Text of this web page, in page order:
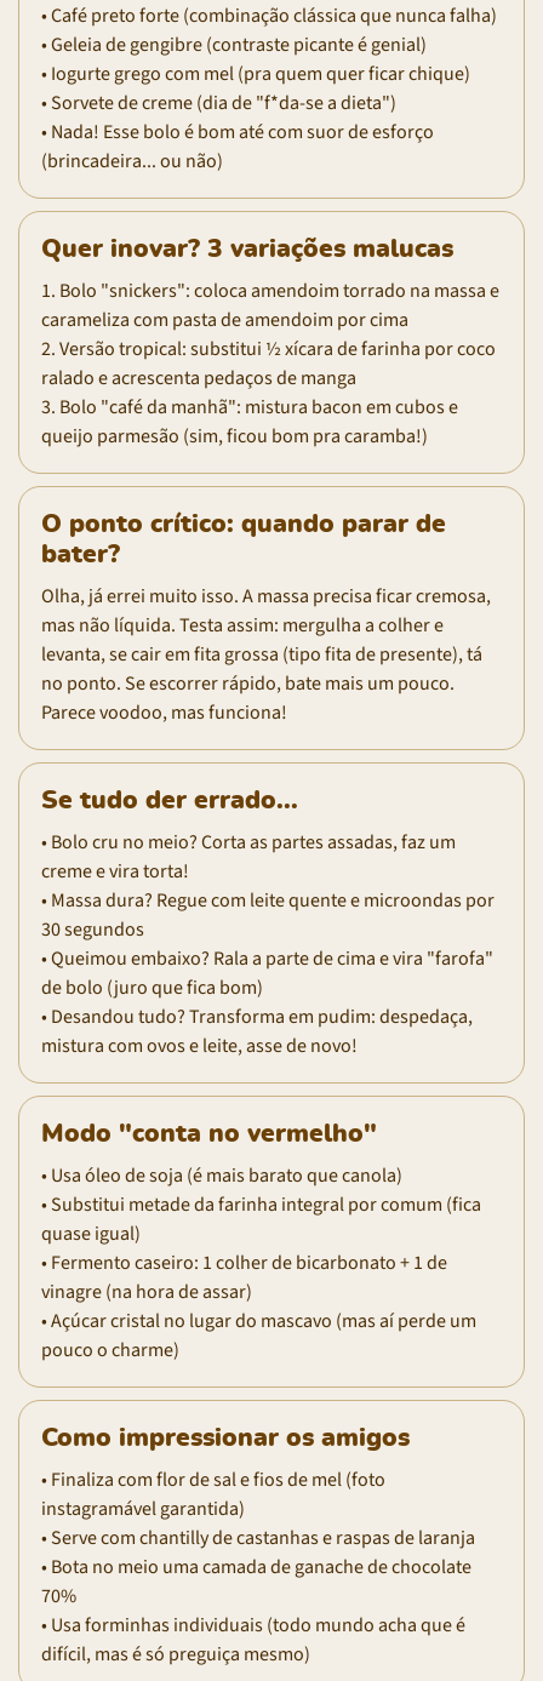
• Café preto forte (combinação clássica que nunca falha)
• Geleia de gengibre (contraste picante é genial)
• Iogurte grego com mel (pra quem quer ficar chique)
• Sorvete de creme (dia de "f*da-se a dieta")
• Nada! Esse bolo é bom até com suor de esforço
(brincadeira... ou não)
Quer inovar? 3 variações malucas
1. Bolo "snickers": coloca amendoim torrado na massa e
carameliza com pasta de amendoim por cima
2. Versão tropical: substitui ½ xícara de farinha por coco
ralado e acrescenta pedaços de manga
3. Bolo "café da manhã": mistura bacon em cubos e
queijo parmesão (sim, ficou bom pra caramba!)
O ponto crítico: quando parar de
bater?
Olha, já errei muito isso. A massa precisa ficar cremosa,
mas não líquida. Testa assim: mergulha a colher e
levanta, se cair em fita grossa (tipo fita de presente), tá
no ponto. Se escorrer rápido, bate mais um pouco.
Parece voodoo, mas funciona!
Se tudo der errado...
• Bolo cru no meio? Corta as partes assadas, faz um
creme e vira torta!
• Massa dura? Regue com leite quente e microondas por
30 segundos
• Queimou embaixo? Rala a parte de cima e vira "farofa"
de bolo (juro que fica bom)
• Desandou tudo? Transforma em pudim: despedaça,
mistura com ovos e leite, asse de novo!
Modo "conta no vermelho"
• Usa óleo de soja (é mais barato que canola)
• Substitui metade da farinha integral por comum (fica
quase igual)
• Fermento caseiro: 1 colher de bicarbonato + 1 de
vinagre (na hora de assar)
• Açúcar cristal no lugar do mascavo (mas aí perde um
pouco o charme)
Como impressionar os amigos
• Finaliza com flor de sal e fios de mel (foto
instagramável garantida)
• Serve com chantilly de castanhas e raspas de laranja
• Bota no meio uma camada de ganache de chocolate
70%
• Usa forminhas individuais (todo mundo acha que é
difícil, mas é só preguiça mesmo)